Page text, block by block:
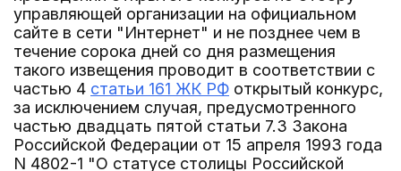
управляющей организации на официальном
сайте в сети "Интернет" и не позднее чем в
течение сорока дней со дня размещения
такого извещения проводит в соответствии с
частью 4 статьи 161 ЖК РФ открытый конкурс,
за исключением случая, предусмотренного
частью двадцать пятой статьи 7.3 Закона
Российской Федерации от 15 апреля 1993 года
N 4802-1 "О статусе столицы Российской